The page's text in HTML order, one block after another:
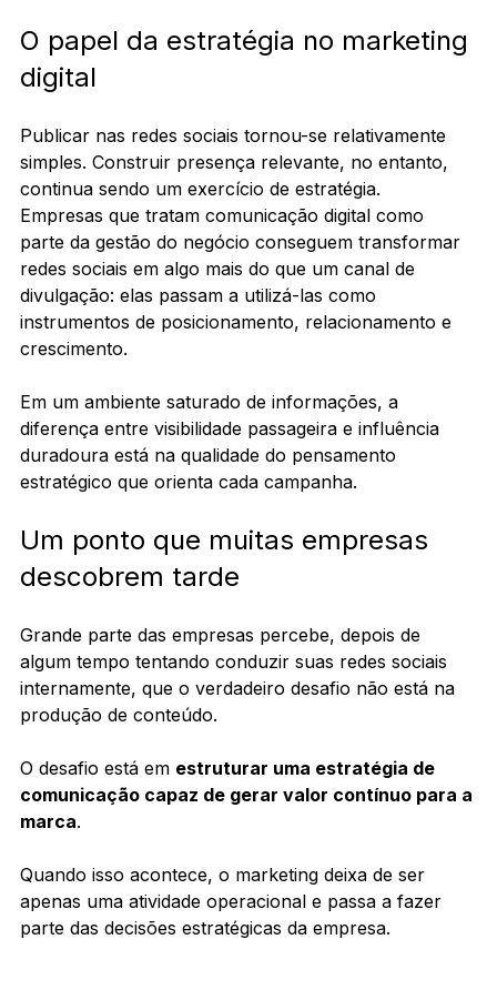
O papel da estratégia no marketing
digital
Publicar nas redes sociais tornou-se relativamente
simples. Construir presença relevante, no entanto,
continua sendo um exercício de estratégia.
Empresas que tratam comunicação digital como
parte da gestão do negócio conseguem transformar
redes sociais em algo mais do que um canal de
divulgação: elas passam a utilizá-las como
instrumentos de posicionamento, relacionamento e
crescimento.
Em um ambiente saturado de informações, a
diferença entre visibilidade passageira e influência
duradoura está na qualidade do pensamento
estratégico que orienta cada campanha.
Um ponto que muitas empresas
descobrem tarde
Grande parte das empresas percebe, depois de
algum tempo tentando conduzir suas redes sociais
internamente, que o verdadeiro desafio não está na
produção de conteúdo.
O desafio está em estruturar uma estratégia de
comunicação capaz de gerar valor contínuo para a
marca.
Quando isso acontece, o marketing deixa de ser
apenas uma atividade operacional e passa a fazer
parte das decisões estratégicas da empresa.